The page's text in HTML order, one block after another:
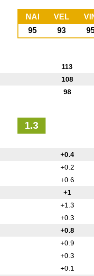
NAI VEL
95
93
113
108
98
1.3
+0.4
+0.2
+0.6
+1
+1.3
+0.3
+0.8
+0.9
+0.3
+0.1